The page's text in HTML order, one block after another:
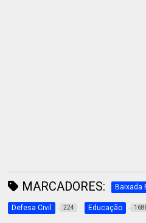
MARCADORES: Baixada
Defesa Civil 224 Educação